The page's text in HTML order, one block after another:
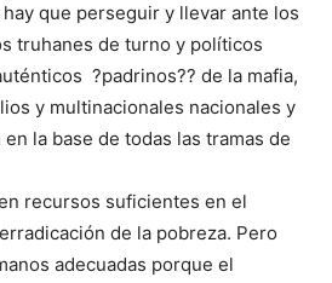
que perseguir y llevar ante los
truhanes de turno y políticos
?padrinos?? de la mafia,
y multinacionales nacionales y
la base de todas las tramas de
recursos suficientes en el
de la pobreza. Pero
adecuadas porque el